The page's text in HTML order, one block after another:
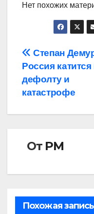
Нет похожих
по
записям
Степан
Россия катится
дефолту и
катастрофе
От РМ
Похожая запись